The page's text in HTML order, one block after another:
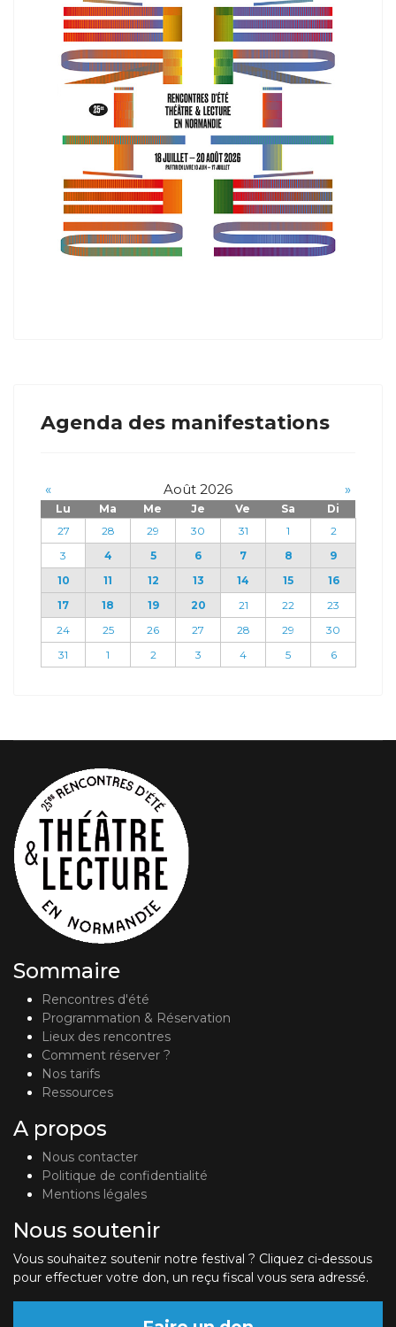
Agenda des manifestations
« Août 2026 »
Lu Ma Me Je Ve Sa
Di
27
28 29 30 31 1
2
3
4 5 6 7 8
9
10
11 12 13 14 15
16
17
18 19 20 21 22
23
24
25 26 27 28 29
30
31
1 2 3 4 5 6
Sommaire
Rencontres d'été
Programmation & Réservation
Lieux des rencontres
Comment réserver ?
Nos tarifs
Ressources
A propos
Nous contacter
Politique de confidentialité
Mentions légales
Nous soutenir
Vous souhaitez soutenir notre festival ? Cliquez ci-dessous
pour effectuer votre don, un reçu fiscal vous sera adressé.